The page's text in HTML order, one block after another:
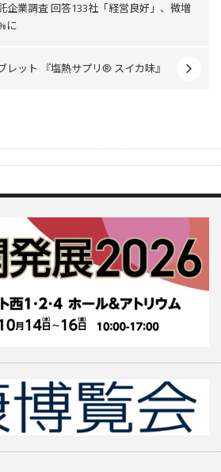
企業調査 回答133社「経営良好」、微増
に
レット 『塩熱サプリ® スイカ味』